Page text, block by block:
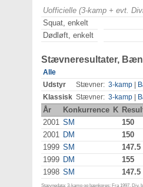
Uofficielle (3-kamp + evt.
Squat, enkelt
Dødløft, enkelt
Stævneresultater,
Alle
Udstyr
Stævner: 3-kamp
Klassisk Stævner: 3-kamp
År Konkurrence K
2001 SM 150
2001 DM 150
1999 SM 147.5
1999 DM 155
1998 SM 147.5
Stævnedata: 3-kamp og bænkpres: Fra 1997. Div.